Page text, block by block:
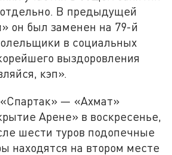
В предыдущей
он был заменен на 79-й
в социальных
выздоровления
кэп».
— «Ахмат»
Арене» в воскресенье,
шести туров подопечные
находятся на втором месте